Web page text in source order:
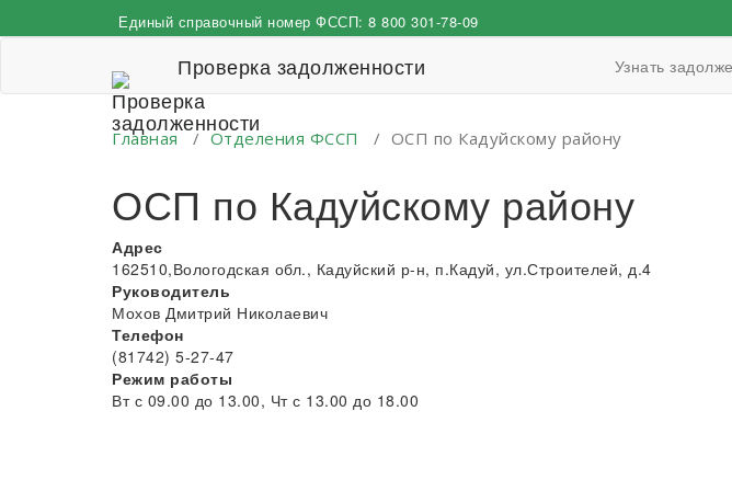
к
Единый справочный номер ФССП: 8 800 301-78-09
Проверка задолженности Узнать
Главная / Отделения ФССП / ОСП по Кадуйскому району
ОСП по Кадуйскому району
Адрес
162510,Вологодская обл., Кадуйский р-н, п.Кадуй, ул.Строителей, д.4
Руководитель
Мохов Дмитрий Николаевич
Телефон
(81742) 5-27-47
Режим работы
Вт с 09.00 до 13.00, Чт с 13.00 до 18.00